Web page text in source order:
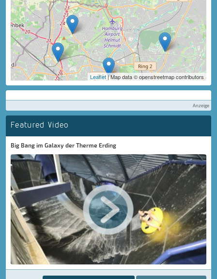
Leaflet| Map data © openstreetmap contributors
Anzeige
Featured Video
Big Bang im Galaxy der Therme Erding